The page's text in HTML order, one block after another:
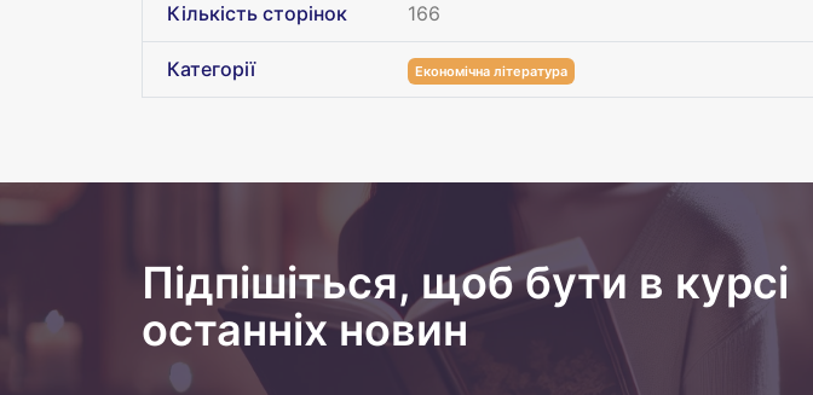
Кількість сторінок 166
Категорії Економічна література
Підпішіться, щоб бути в курсі
останніх новин